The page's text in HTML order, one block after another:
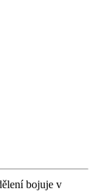
bojuje v